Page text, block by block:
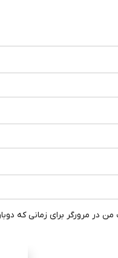
من در مرورگر برای زمانی که